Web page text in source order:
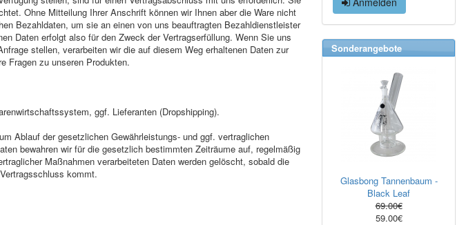
Ohne Mitteilung Ihrer Anschrift können wir Ihnen aber die Ware nicht
Bezahldaten, um sie an einen von uns beauftragten Bezahldienstleister
Daten erfolgt also für den Zweck der Vertragserfüllung. Wenn Sie uns
stellen, verarbeiten wir die auf diesem Weg erhaltenen Daten zur
Fragen zu unseren Produkten.
ggf. Lieferanten (Dropshipping).
Ablauf der gesetzlichen Gewährleistungs- und ggf. vertraglichen
bewahren wir für die gesetzlich bestimmten Zeiträume auf, regelmäßig
Maßnahmen verarbeiteten Daten werden gelöscht, sobald die
kommt.
Sonderangebote
Glasbong Tannenbaum -
Black Leaf
69.00€
59.00€